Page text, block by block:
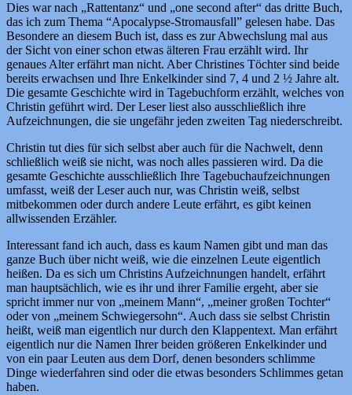
Dies war nach „Rattentanz“ und „one second after“ das dritte Buch,
das ich zum Thema “Apocalypse-Stromausfall” gelesen habe. Das
Besondere an diesem Buch ist, dass es zur Abwechslung mal aus
der Sicht von einer schon etwas älteren Frau erzählt wird. Ihr
genaues Alter erfährt man nicht. Aber Christines Töchter sind beide
bereits erwachsen und Ihre Enkelkinder sind 7, 4 und 2 ½ Jahre alt.
Die gesamte Geschichte wird in Tagebuchform erzählt, welches von
Christin geführt wird. Der Leser liest also ausschließlich ihre
Aufzeichnungen, die sie ungefähr jeden zweiten Tag niederschreibt.
Christin tut dies für sich selbst aber auch für die Nachwelt, denn
schließlich weiß sie nicht, was noch alles passieren wird. Da die
gesamte Geschichte ausschließlich Ihre Tagebuchaufzeichnungen
umfasst, weiß der Leser auch nur, was Christin weiß, selbst
mitbekommen oder durch andere Leute erfährt, es gibt keinen
allwissenden Erzähler.
Interessant fand ich auch, dass es kaum Namen gibt und man das
ganze Buch über nicht weiß, wie die einzelnen Leute eigentlich
heißen. Da es sich um Christins Aufzeichnungen handelt, erfährt
man hauptsächlich, wie es ihr und ihrer Familie ergeht, aber sie
spricht immer nur von „meinem Mann“, „meiner großen Tochter“
oder von „meinem Schwiegersohn“. Auch dass sie selbst Christin
heißt, weiß man eigentlich nur durch den Klappentext. Man erfährt
eigentlich nur die Namen Ihrer beiden größeren Enkelkinder und
von ein paar Leuten aus dem Dorf, denen besonders schlimme
Dinge wiederfahren sind oder die etwas besonders Schlimmes getan
haben.